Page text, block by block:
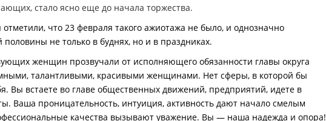
стало ясно еще до начала торжества.
что 23 февраля такого ажиотажа не было, и однозначно
не только в буднях, но и в праздниках.
женщин прозвучали от исполняющего обязанности главы округа
талантливыми, красивыми женщинами. Нет сферы, в которой бы
встаете во главе общественных движений, предприятий, идете в
Ваша проницательность, интуиция, активность дают начало смелым
качества вызывают уважение. Вы — наша надежда и опора!